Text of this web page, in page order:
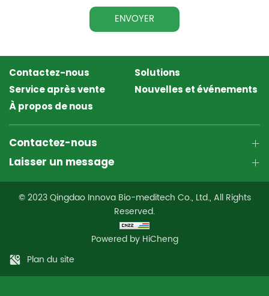
ENVOYER
Contactez-nous
Solutions
Service après vente
Nouvelles et événements
À propos de nous
Contactez-nous
Laisser un message
© 2023 Qingdao Innova Bio-meditech Co., Ltd., All Rights
Reserved.
Powered by HiCheng
Plan du site